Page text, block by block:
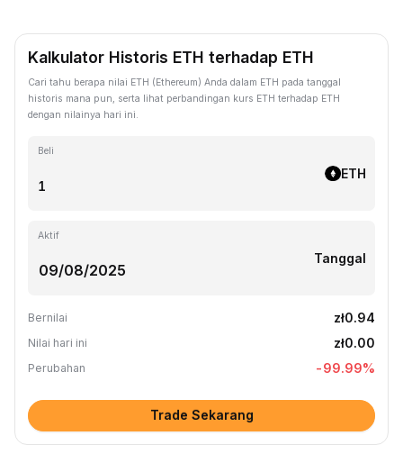
Kalkulator Historis ETH terhadap ETH
Cari tahu berapa nilai ETH (Ethereum) Anda dalam ETH pada tanggal
historis mana pun, serta lihat perbandingan kurs ETH terhadap ETH
dengan nilainya hari ini.
Beli
ETH
Aktif
Tanggal
Bernilai zł0.94
Nilai hari ini zł0.00
Perubahan -99.99%
Trade Sekarang